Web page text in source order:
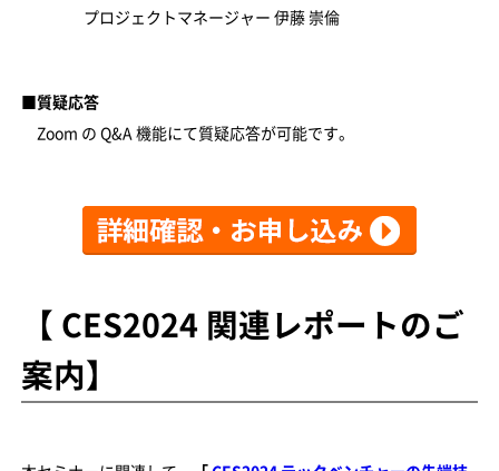
プロジェクトマネージャー 伊藤 崇倫
■質疑応答
Zoom の Q&A 機能にて質疑応答が可能です。
【 CES2024 関連レポートのご
案内】